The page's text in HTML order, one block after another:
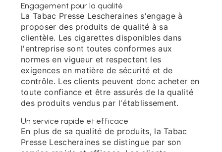
Engagement pour la qualité
La Tabac Presse Lescheraines s'engage à
proposer des produits de qualité à sa
clientèle. Les cigarettes disponibles dans
l'entreprise sont toutes conformes aux
normes en vigueur et respectent les
exigences en matière de sécurité et de
contrôle. Les clients peuvent donc acheter en
toute confiance et être assurés de la qualité
des produits vendus par l'établissement.
Un service rapide et efficace
En plus de sa qualité de produits, la Tabac
Presse Lescheraines se distingue par son